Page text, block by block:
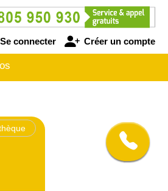
Se connecter Créer un compte